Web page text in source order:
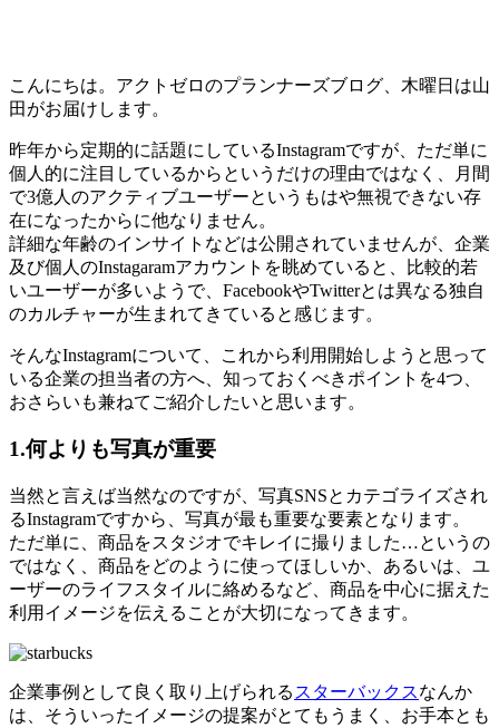
こんにちは。アクトゼロのプランナーズブログ、木曜日は山
田がお届けします。
昨年から定期的に話題にしているInstagramですが、ただ単に
個人的に注目しているからというだけの理由ではなく、月間
で3億人のアクティブユーザーというもはや無視できない存
在になったからに他なりません。
詳細な年齢のインサイトなどは公開されていませんが、企業
及び個人のInstagaramアカウントを眺めていると、比較的若
いユーザーが多いようで、FacebookやTwitterとは異なる独自
のカルチャーが生まれてきていると感じます。
そんなInstagramについて、これから利用開始しようと思って
いる企業の担当者の方へ、知っておくべきポイントを4つ、
おさらいも兼ねてご紹介したいと思います。
1.何よりも写真が重要
当然と言えば当然なのですが、写真SNSとカテゴライズされ
るInstagramですから、写真が最も重要な要素となります。
ただ単に、商品をスタジオでキレイに撮りました…というの
ではなく、商品をどのように使ってほしいか、あるいは、ユ
ーザーのライフスタイルに絡めるなど、商品を中心に据えた
利用イメージを伝えることが大切になってきます。
企業事例として良く取り上げられる スターバックスなんか
は、そういったイメージの提案がとてもうまく、お手本とも